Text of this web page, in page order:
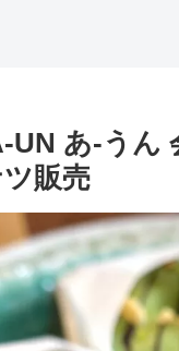
UN あ-うん
販売